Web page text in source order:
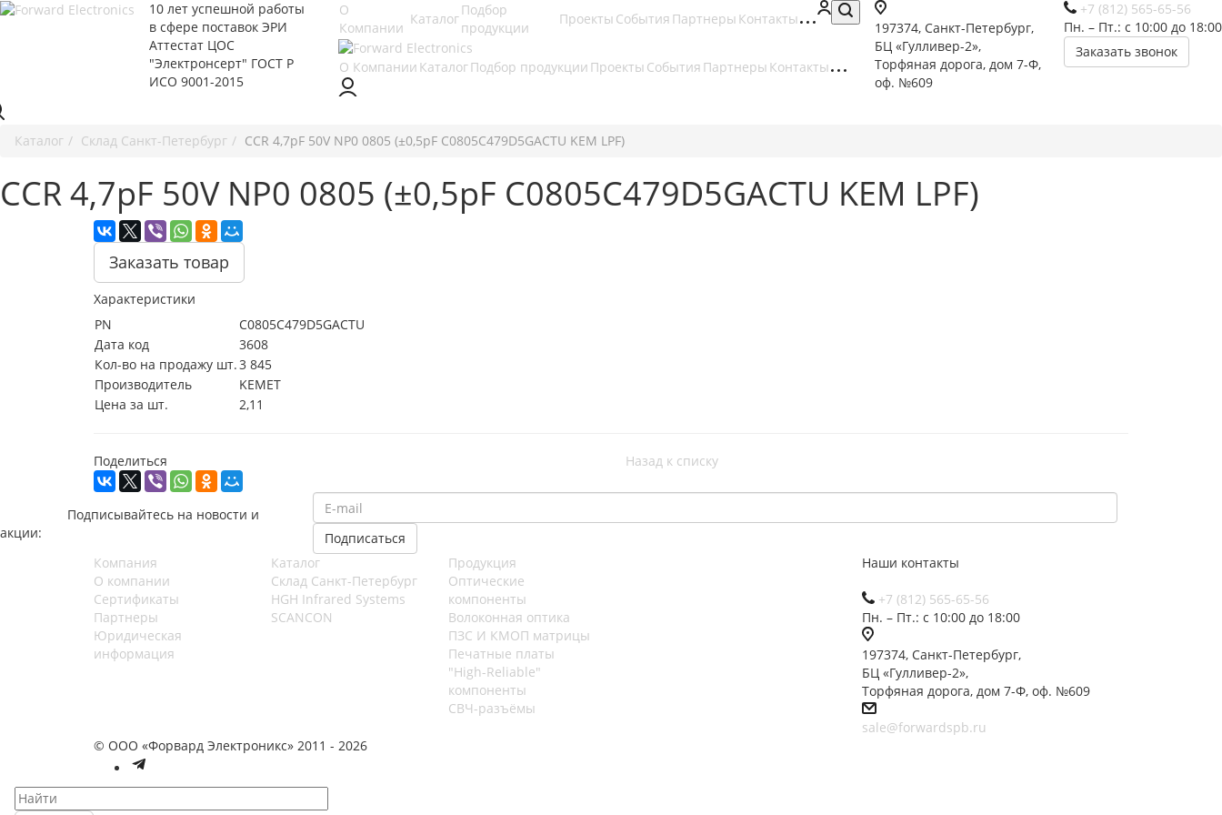
10 лет успешной работы
в сфере поставок ЭРИ
Аттестат ЦОС
"Электронсерт" ГОСТ Р
ИСО 9001-2015
+7 (812) 565-65-56
Пн. – Пт.: с 10:00 до 18:00
Заказать звонок
197374, Санкт-Петербург,
БЦ «Гулливер-2»,
Торфяная дорога, дом 7-Ф,
оф. №609
О
Компании
Каталог
Подбор
продукции
Проекты События Партнеры Контакты
О Компании КаталогПодбор продукции Проекты События Партнеры Контакты
Каталог Cклад Санкт-Петербург CCR 4,7pF 50V NP0 0805 (±0,5pF C0805C479D5GACTU KEM LPF)
CCR 4,7pF 50V NP0 0805 (±0,5pF C0805C479D5GACTU KEM LPF)
Заказать товар
Характеристики
PN
C0805C479D5GACTU
Дата код
3608
Кол-во на продажу шт.3 845
Производитель
KEMET
Цена за шт.
2,11
Поделиться Назад к списку
Подписывайтесь на новости и
акции:
Компания
О компании
Сертификаты
Партнеры
Юридическая
информация
Каталог
Cклад Санкт-Петербург
HGH Infrared Systems
SCANCON
Продукция
Оптические
компоненты
Волоконная оптика
ПЗС И КМОП матрицы
Печатные платы
"High-Reliable"
компоненты
СВЧ-разъёмы
Наши контакты
+7 (812) 565-65-56
Пн. – Пт.: с 10:00 до 18:00
197374, Санкт-Петербург,
БЦ «Гулливер-2»,
Торфяная дорога, дом 7-Ф, оф. №609
sale@forwardspb.ru
© ООО «Форвард Электроникс» 2011 - 2026